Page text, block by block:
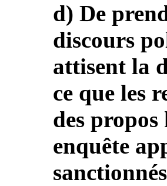
d) De
discours
attisent la
ce que les
des propos
enquête